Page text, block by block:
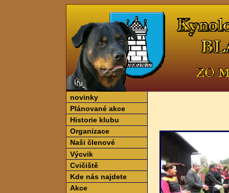
novinky
Plánované akce
Historie klubu
Organizace
Naši členové
Výcvik
Cvičiště
Kde nás najdete
Akce